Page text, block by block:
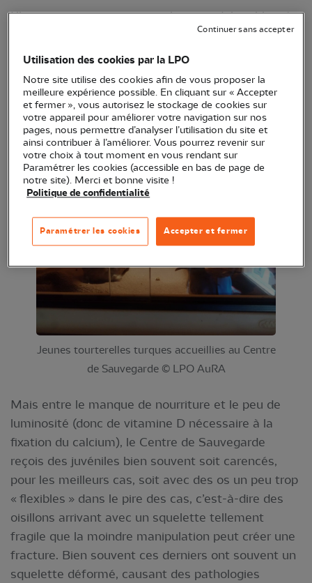
L’hiver rime souvent avec calme et adultes blessés,
mais ce n’est pas toujours le cas… la Tourterelle
turque est un oiseau qui a la reproduction facile … il
n’est pas rare que cette espèce, dès lors que les
températures sont plutôt tempérées, se mette à
s’accoupler, et il en résulte bien souvent des
nichées précoces.
Jeunes tourterelles turques accueillies au Centre
de Sauvegarde © LPO AuRA
Mais entre le manque de nourriture et le peu de
luminosité (donc de vitamine D nécessaire à la
fixation du calcium), le Centre de Sauvegarde
reçois des juvéniles bien souvent soit carencés,
pour les meilleurs cas, soit avec des os un peu trop
« flexibles » dans le pire des cas, c’est-à-dire des
oisillons arrivant avec un squelette tellement
fragile que la moindre manipulation peut créer une
fracture. Bien souvent ces derniers ont souvent un
squelette déformé, causant des pathologies
Utilisation des cookies par la LPO
Notre site utilise des cookies afin de vous proposer la
meilleure expérience possible. En cliquant sur « Accepter
et fermer », vous autorisez le stockage de cookies sur
votre appareil pour améliorer votre navigation sur nos
pages, nous permettre d’analyser l’utilisation du site et
ainsi contribuer à l’améliorer. Vous pourrez revenir sur
votre choix à tout moment en vous rendant sur
Paramétrer les cookies (accessible en bas de page de
notre site). Merci et bonne visite !
Politique de confidentialité
Accepter et fermer
Paramétrer les cookies
Continuer sans accepter